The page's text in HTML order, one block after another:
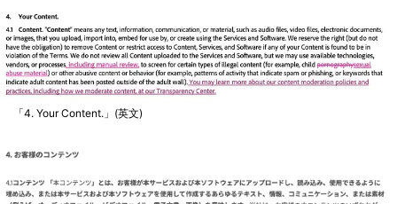
「4. Your Content.」(英文)